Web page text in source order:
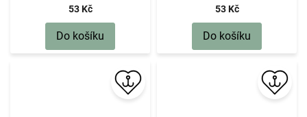
53 Kč
Do košíku
53 Kč
Do košíku